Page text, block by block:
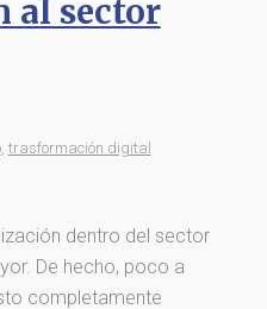
al sector
, trasformación digital
dentro del sector
De hecho, poco a
completamente